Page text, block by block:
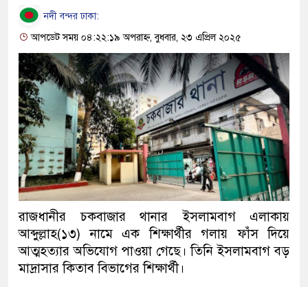
নদী বন্দর ঢাকা:
আপডেট সময় ০৪:২২:১৯ অপরাহ্ন, বুধবার, ২৩ এপ্রিল ২০২৫
রাজধানীর চকবাজার থানার ইসলামবাগ এলাকায়
আব্দুল্লাহ(১৩) নামে এক শিক্ষার্থীর গলায় ফাঁস দিয়ে
আত্মহত্যার অভিযোগ পাওয়া গেছে। তিনি ইসলামবাগ বড়
মাদ্রাসার কিতাব বিভাগের শিক্ষার্থী।